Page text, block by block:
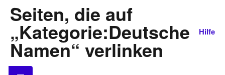
Seiten, die auf
„Kategorie:Deutsche
Namen“ verlinken
Hilfe